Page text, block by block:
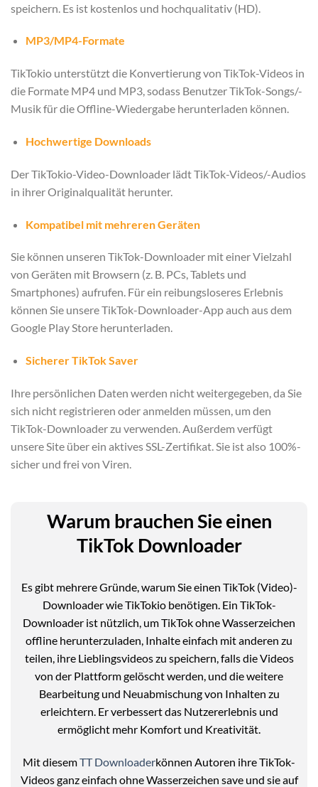
speichern. Es ist kostenlos und hochqualitativ (HD).
MP3/MP4-Formate
TikTokio unterstützt die Konvertierung von TikTok-Videos in
die Formate MP4 und MP3, sodass Benutzer TikTok-Songs/-
Musik für die Offline-Wiedergabe herunterladen können.
Hochwertige Downloads
Der TikTokio-Video-Downloader lädt TikTok-Videos/-Audios
in ihrer Originalqualität herunter.
Kompatibel mit mehreren Geräten
Sie können unseren TikTok-Downloader mit einer Vielzahl
von Geräten mit Browsern (z. B. PCs, Tablets und
Smartphones) aufrufen. Für ein reibungsloseres Erlebnis
können Sie unsere TikTok-Downloader-App auch aus dem
Google Play Store herunterladen.
Sicherer TikTok Saver
Ihre persönlichen Daten werden nicht weitergegeben, da Sie
sich nicht registrieren oder anmelden müssen, um den
TikTok-Downloader zu verwenden. Außerdem verfügt
unsere Site über ein aktives SSL-Zertifikat. Sie ist also 100%-
sicher und frei von Viren.
Warum brauchen Sie einen
TikTok Downloader
Es gibt mehrere Gründe, warum Sie einen TikTok (Video)-
Downloader wie TikTokio benötigen. Ein TikTok-
Downloader ist nützlich, um TikTok ohne Wasserzeichen
offline herunterzuladen, Inhalte einfach mit anderen zu
teilen, ihre Lieblingsvideos zu speichern, falls die Videos
von der Plattform gelöscht werden, und die weitere
Bearbeitung und Neuabmischung von Inhalten zu
erleichtern. Er verbessert das Nutzererlebnis und
ermöglicht mehr Komfort und Kreativität.
Mit diesemTT Downloaderkönnen Autoren ihre TikTok-
Videos ganz einfach ohne Wasserzeichen save und sie auf